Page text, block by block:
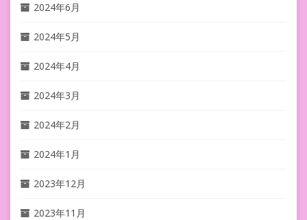
2024年6月
2024年5月
2024年4月
2024年3月
2024年2月
2024年1月
2023年12月
2023年11月